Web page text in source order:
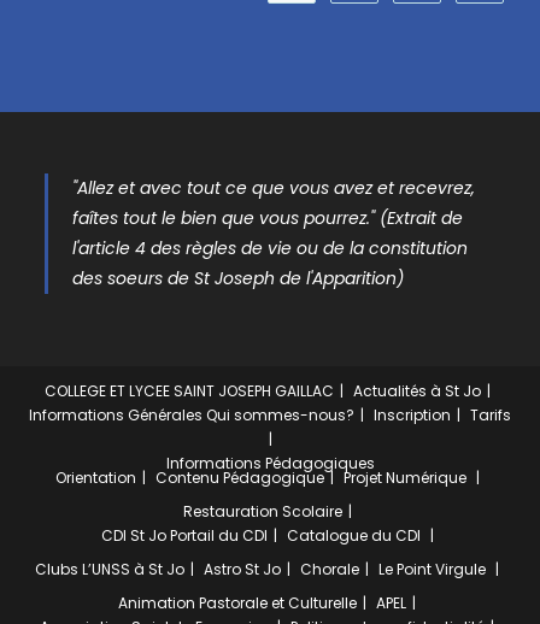
"Allez et avec tout ce que vous avez et recevrez,
faîtes tout le bien que vous pourrez." (Extrait de
l'article 4 des règles de vie ou de la constitution
des soeurs de St Joseph de l'Apparition)
COLLEGE ET LYCEE SAINT JOSEPH GAILLAC
Actualités à St Jo
Informations Générales Qui sommes-nous? Inscription Tarifs
Informations Pédagogiques
Orientation Contenu Pédagogique
Projet Numérique
Restauration Scolaire
CDI St Jo Portail du CDI
Catalogue du CDI
Clubs L’UNSS à St Jo Astro St Jo Chorale
Le Point Virgule
Animation Pastorale et Culturelle
APEL